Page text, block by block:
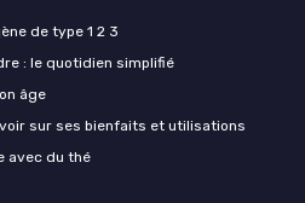
de type 1 2 3
: le quotidien simplifié
âge
sur ses bienfaits et utilisations
avec du thé